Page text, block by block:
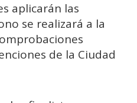
aplicarán las
se realizará a la
de la Ciudad